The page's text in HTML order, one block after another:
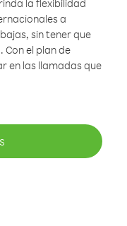
la flexibilidad
a
sin tener que
Con el plan de
en las llamadas que